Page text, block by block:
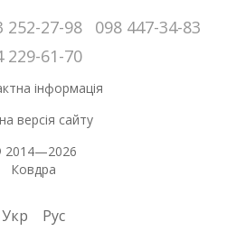
252-27-98
098 447-34-83
229-61-70
інформація
версія сайту
2014—2026
Ковдра
Укр Рус